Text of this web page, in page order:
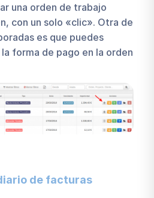
una orden de trabajo
con un solo «clic». Otra de
es que puedes
forma de pago en la orden
de facturas